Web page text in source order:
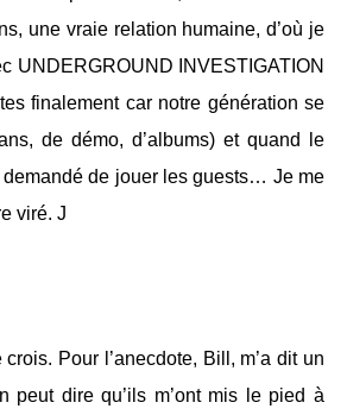
une vraie relation humaine, d’où je
UNDERGROUND INVESTIGATION
finalement car notre génération se
de démo, d’albums) et quand le
demandé de jouer les guests… Je me
viré. J
Pour l’anecdote, Bill, m’a dit un
peut dire qu’ils m’ont mis le pied à